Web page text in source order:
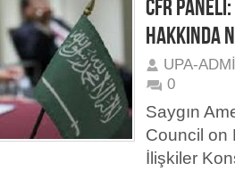
CFR
HAKKINDA
UPA-
0
Saygın
Council on
İlişkiler